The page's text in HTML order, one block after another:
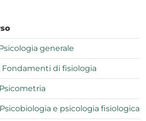
generale
Fondamenti di fisiologia
Psicometria
Psicobiologia e psicologia fisiologica